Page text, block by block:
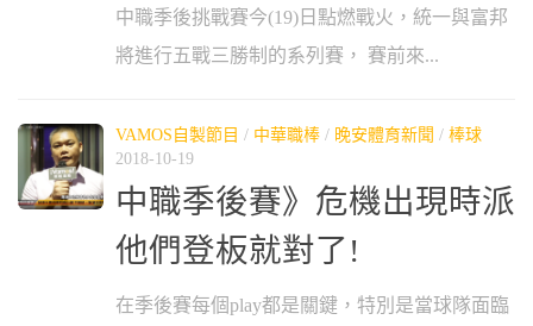
中職季後挑戰賽今(19)日點燃戰火，統一與富邦
將進行五戰三勝制的系列賽， 賽前來...
VAMOS自製節目 / 中華職棒 / 晚安體育新聞 / 棒球
2018-10-19
中職季後賽》危機出現時派
他們登板就對了!
在季後賽每個play都是關鍵，特別是當球隊面臨